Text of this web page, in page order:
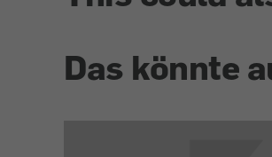
Das könnte